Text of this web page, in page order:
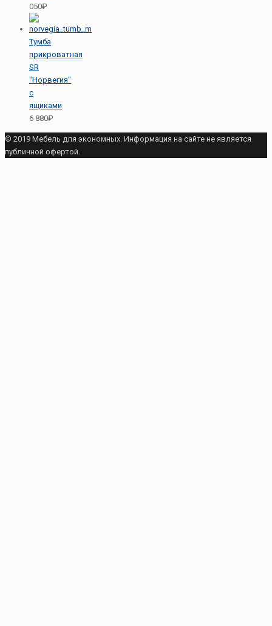
050₽
Тумба
прикроватная
SR
"Норвегия"
с
ящиками
6 880₽
© 2019 Мебель для экономных. Информация на сайте не является
публичной офертой.